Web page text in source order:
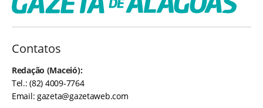
Contatos
Redação (Maceió):
Tel.: (82) 4009-7764
Email:gazeta@gazetaweb.com